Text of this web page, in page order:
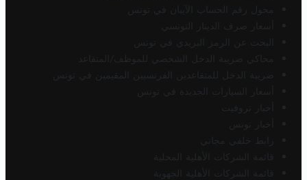
محول رقم الحساب الآيبان في تونس
أسعار صرف الدينار التونسي
البحث عن الرمز البريدي في تونس
محاكي ضريبة الدخل الشخصي للموظف/المتقاعد
ضريبة الدخل للمتقاعدين الفرنسيين المقيمين في تونس
أسعار السيارات الجديدة في تونس
أخبار تروفيت
أخبار تونس
رابط خلفي مجاني
قائمة الشركات الأهلية المحلية
قائمة الشركات الأهلية الجهوية